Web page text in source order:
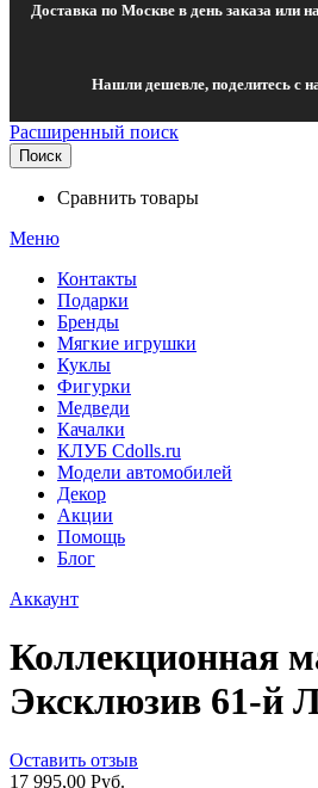
Доставка по Москве в день заказа или
Нашли дешевле, поделитесь с
Расширенный поиск
Поиск
Сравнить товары
Меню
Контакты
Подарки
Бренды
Мягкие игрушки
Куклы
Фигурки
Медведи
Качалки
КЛУБ Cdolls.ru
Модели автомобилей
Декор
Акции
Помощь
Блог
Аккаунт
Коллекционная
Эксклюзив 61-й
Оставить отзыв
17 995,00 Руб.